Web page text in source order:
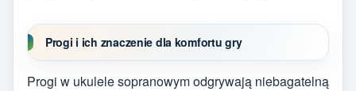
Progi i ich znaczenie dla komfortu gry
Progi w ukulele sopranowym odgrywają niebagatelną